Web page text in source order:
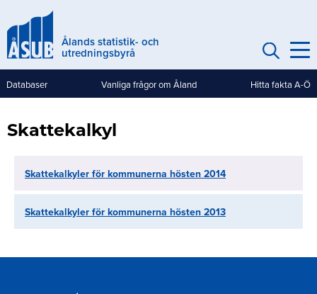
till
huvudinnehållÅlands statistik- och
utredningsbyrå
Genvägar
Databaser Vanliga frågor om Åland Hitta fakta A-Ö
Skattekalkyl
Skattekalkyler för kommunerna hösten 2014
Skattekalkyler för kommunerna hösten 2013